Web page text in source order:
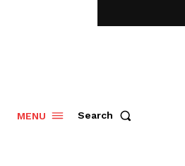
MENU Search